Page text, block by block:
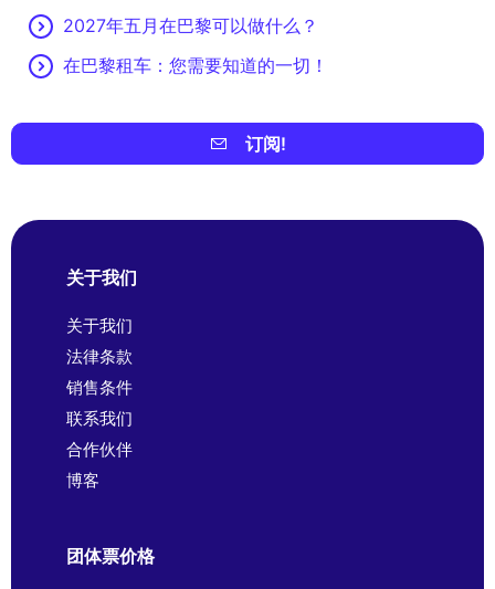
2027年五月在巴黎可以做什么？
在巴黎租车：您需要知道的一切！
订阅!
关于我们
关于我们
法律条款
销售条件
联系我们
合作伙伴
博客
团体票价格